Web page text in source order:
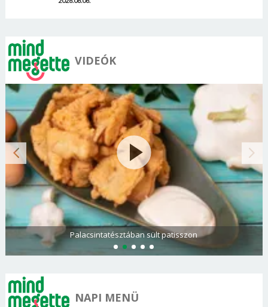
VIDEÓK
Paradicsomos rakott krumpli darált hússal
NAPI MENÜ